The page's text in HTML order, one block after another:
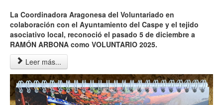
La Coordinadora Aragonesa del Voluntariado en
colaboración con el Ayuntamiento del Caspe y el tejido
asociativo local, reconoció el pasado 5 de diciembre a
RAMÓN ARBONA como VOLUNTARIO 2025.
Leer más...